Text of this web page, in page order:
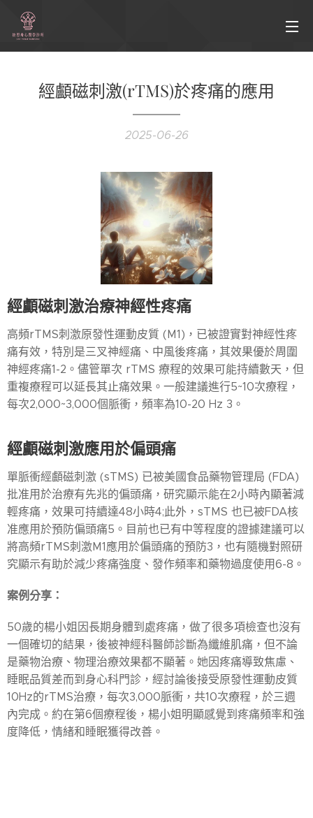
經顱磁刺激(rTMS)於疼痛的應用
2025-06-26
經顱磁刺激治療神經性疼痛
高頻rTMS刺激原發性運動皮質 (M1)，已被證實對神經性疼
痛有效，特別是三叉神經痛、中風後疼痛，其效果優於周圍
神經疼痛1-2。儘管單次 rTMS 療程的效果可能持續數天，但
重複療程可以延長其止痛效果。一般建議進行5~10次療程，
每次2,000~3,000個脈衝，頻率為10-20 Hz 3。
經顱磁刺激應用於偏頭痛
單脈衝經顱磁刺激 (sTMS) 已被美國食品藥物管理局 (FDA)
批准用於治療有先兆的偏頭痛，研究顯示能在2小時內顯著減
輕疼痛，效果可持續達48小時4;此外，sTMS 也已被FDA核
准應用於預防偏頭痛5。目前也已有中等程度的證據建議可以
將高頻rTMS刺激M1應用於偏頭痛的預防3，也有隨機對照研
究顯示有助於減少疼痛強度、發作頻率和藥物過度使用6-8。
案例分享：
50歲的楊小姐因長期身體到處疼痛，做了很多項檢查也沒有
一個確切的結果，後被神經科醫師診斷為纖維肌痛，但不論
是藥物治療、物理治療效果都不顯著。她因疼痛導致焦慮、
睡眠品質差而到身心科門診，經討論後接受原發性運動皮質
10Hz的rTMS治療，每次3,000脈衝，共10次療程，於三週
內完成。約在第6個療程後，楊小姐明顯感覺到疼痛頻率和強
度降低，情緒和睡眠獲得改善。